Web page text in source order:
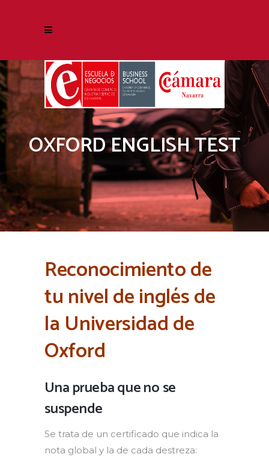
OXFORD ENGLISH TEST
Reconocimiento de
tu nivel de inglés de
la Universidad de
Oxford
Una prueba que no se
suspende
Se trata de un certificado que indica la
nota global y la de cada destreza: